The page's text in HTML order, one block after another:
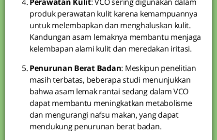
produk perawatan kulit karena kemampuannya
untuk melembapkan dan menghaluskan kulit.
Kandungan asam lemaknya membantu menjaga
kelembapan alami kulit dan meredakan iritasi.
Penurunan Berat Badan: Meskipun penelitian
masih terbatas, beberapa studi menunjukkan
bahwa asam lemak rantai sedang dalam VCO
dapat membantu meningkatkan metabolisme
dan mengurangi nafsu makan, yang dapat
mendukung penurunan berat badan.